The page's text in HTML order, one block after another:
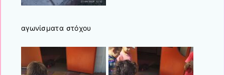
αγωνίσματα στόχου